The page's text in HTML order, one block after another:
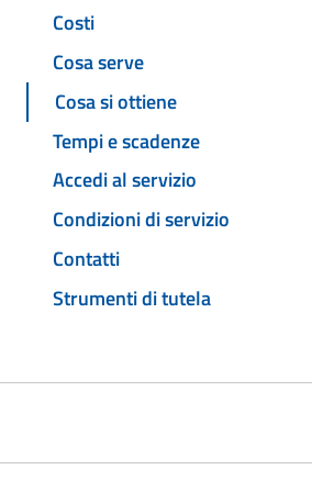
Costi
Cosa serve
Cosa si ottiene
Tempi e scadenze
Accedi al servizio
Condizioni di servizio
Contatti
Strumenti di tutela